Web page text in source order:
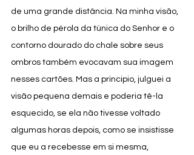
de uma grande distância. Na minha visão,
o brilho de pérola da túnica do Senhor e o
contorno dourado do chale sobre seus
ombros também evocavam sua imagem
nesses cartões. Mas a principio, julguei a
visão pequena demais e poderia tê-la
esquecido, se ela não tivesse voltado
algumas horas depois, como se insistisse
que eu a recebesse em si mesma,